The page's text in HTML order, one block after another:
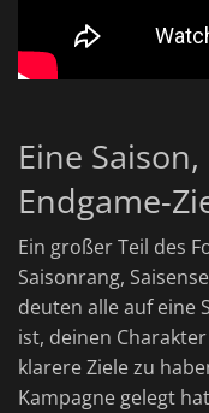
Eine
Endgame-
Ein großer Teil des
Saisonrang,
deuten alle auf eine
ist, deinen
klarere Ziele zu
Kampagne gelegt